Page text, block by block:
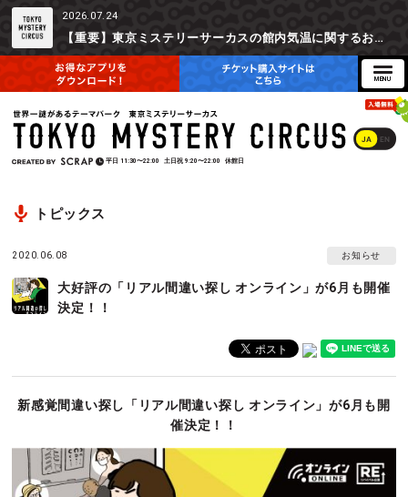
2026.07.24
【重要】東京ミステリーサーカスの館内気温に関するお詫びとご参加辞退時の返金対応について
JA EN
平日 11:30〜22:00 土日祝 9:20〜22:00 休館日
トピックス
2020.06.08 お知らせ
大好評の「リアル間違い探し オンライン」が6月も開催
決定！！
新感覚間違い探し「リアル間違い探し オンライン」が6月も開
催決定！！